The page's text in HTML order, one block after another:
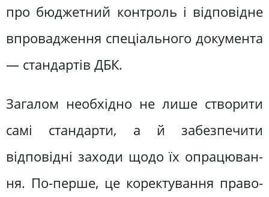
про бюджетний контроль і відповідне
впровадження спеціального докумен­та
— стандартів ДБК.
Загалом необхідно не лише створи­ти
самі стандарти, а й забезпечити
відповідні заходи щодо їх опрацюван­
ня. По-перше, це коректування право­